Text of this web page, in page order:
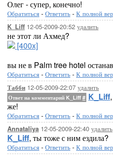
Олег - супер, конечно!
Обратиться - Ответить - К полной
K_Liff 12-05-2009-20:52 удалить
не этот ли Ахмед?
[400x]
вы не в Palm tree hotel
Обратиться - Ответить - К полной
Табби 12-05-2009-22:07 удалить
Ответ на комментарий K_Liff # K_Liff
же!
Обратиться - Ответить - К полной
Annataliya 12-05-2009-22:40 удалить
K_Liff, ты тоже с ним ездила?
Обратиться - Ответить - К полной